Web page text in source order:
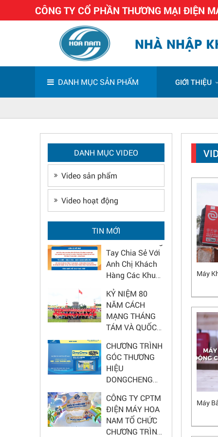
CÔNG TY CỔ PHẦN THƯƠNG MẠI ĐIỆN
NHÀ NHẬP
DANH MỤC SẢN PHẨM GIỚI THIỆU
Máy
Máy
DANH MỤC VIDEO
Video sản phẩm
Video hoạt động
TIN MỚI
Chương trình
xây dựng Góc
thương hiệu
DongCheng
2026 - Nâng tầm
diện mạo cửa
hàng
Hoa Nam Chung
Tay Chia Sẻ Với
Anh Chị Khách
Hàng Các Khu
Vực Bão Lũ
KỶ NIỆM 80
NĂM CÁCH
MẠNG THÁNG
TÁM VÀ QUỐC
KHÁNH 2/9
CHƯƠNG TRÌNH
GÓC THƯƠNG
HIỆU
DONGCHENG
2025 – CƠ HỘI
ĐẠI LÝ
CÔNG TY CPTM
ĐIỆN MÁY HOA
NAM TỔ CHỨC
CHƯƠNG TRÌNH
CHÚC MỪNG